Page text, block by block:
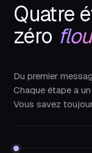
Quatre
zéro
Du premier
Chaque étape a
Vous savez